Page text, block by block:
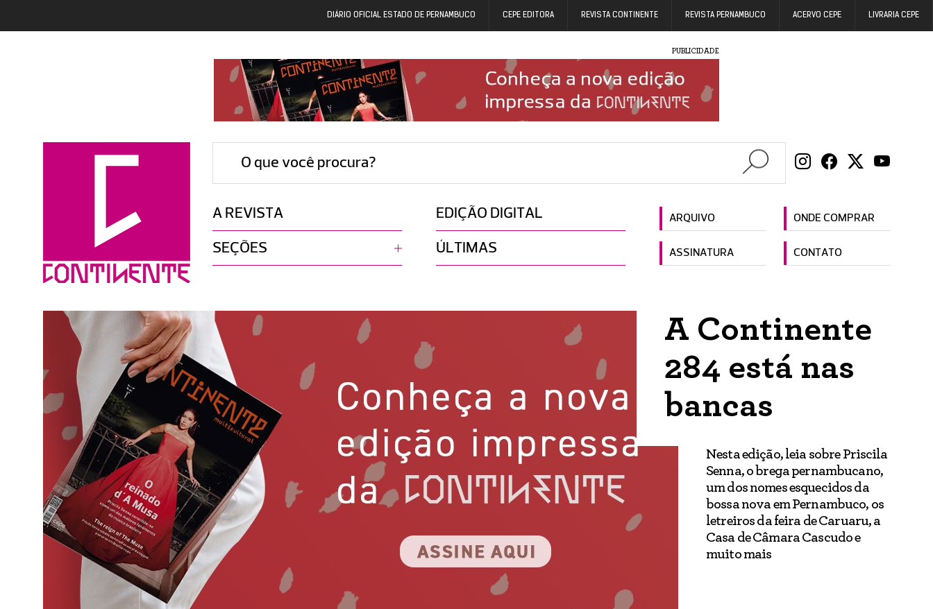
DIÁRIO OFICIAL ESTADO DE PERNAMBUCO CEPE EDITORA REVISTA CONTINENTE REVISTA PERNAMBUCO ACERVO CEPE LIVRARIA CEPE
PUBLICIDADE
O que você procura?
A REVISTA EDIÇÃO DIGITAL ARQUIVO ONDE COMPRAR
SEÇÕES ÚLTIMAS ASSINATURA CONTATO
A Continente
284 está nas
bancas
Nesta edição, leia sobre Priscila
Senna, o brega pernambucano,
um dos nomes esquecidos da
bossa nova em Pernambuco, os
letreiros da feira de Caruaru, a
Casa de Câmara Cascudo e
muito mais